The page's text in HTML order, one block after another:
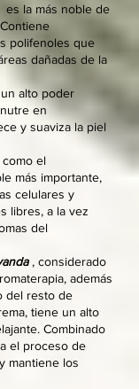
es la más noble de
polifenoles que
dañadas de la
alto poder
en
y suaviza la piel
el
más importante,
celulares y
libres, a la vez
del
, considerado
además
del resto de
tiene un alto
Combinado
el proceso de
mantiene los